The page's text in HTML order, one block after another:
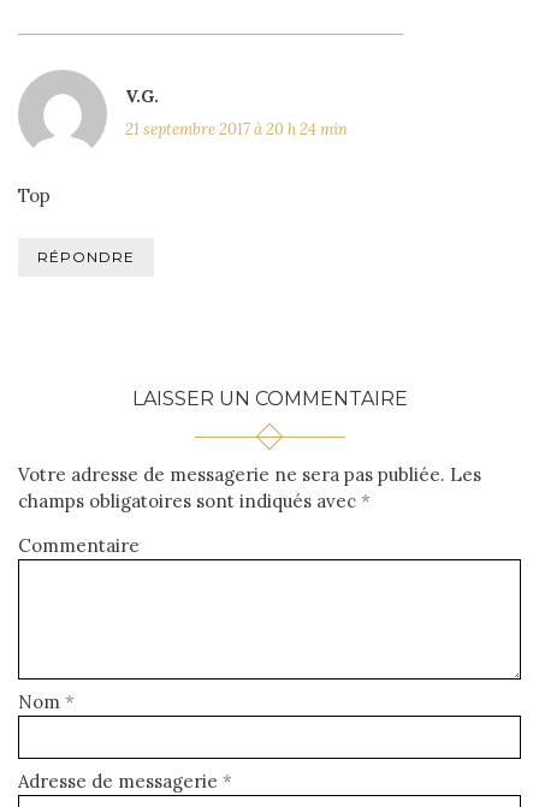
V.G.
21 septembre 2017 à 20 h 24 min
Top
RÉPONDRE
LAISSER UN COMMENTAIRE
Votre adresse de messagerie ne sera pas publiée. Les
champs obligatoires sont indiqués avec *
Commentaire
Nom *
Adresse de messagerie *